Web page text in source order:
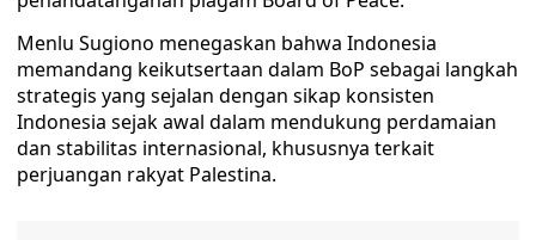
Menlu Sugiono menegaskan bahwa Indonesia
memandang keikutsertaan dalam BoP sebagai langkah
strategis yang sejalan dengan sikap konsisten
Indonesia sejak awal dalam mendukung perdamaian
dan stabilitas internasional, khususnya terkait
perjuangan rakyat Palestina.